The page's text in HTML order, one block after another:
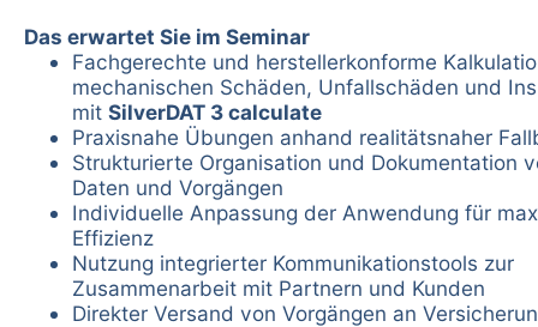
Das erwartet Sie im Seminar
Fachgerechte und herstellerkonforme
mechanischen Schäden, Unfallschäden und
mit SilverDAT 3 calculate
Praxisnahe Übungen anhand realitätsnaher
Strukturierte Organisation und Dokumentation
Daten und Vorgängen
Individuelle Anpassung der Anwendung für
Effizienz
Nutzung integrierter Kommunikationstools zur
Zusammenarbeit mit Partnern und Kunden
Direkter Versand von Vorgängen an